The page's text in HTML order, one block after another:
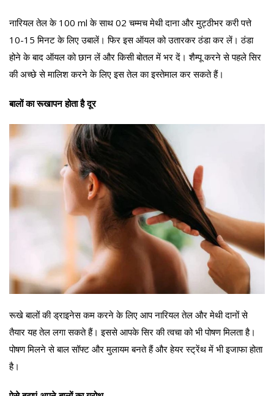
नारियल तेल के 100 ml के साथ 02 चम्मच मेथी दाना और मुट्ठीभर करी पत्ते
10-15 मिनट के लिए उबालें। फिर इस ऑयल को उतारकर ठंडा कर लें। ठंडा
होने के बाद ऑयल को छान लें और किसी बोतल में भर दें। शैम्पू करने से पहले सिर
की अच्छे से मालिश करने के लिए इस तेल का इस्तेमाल कर सकते हैं।
बालों का रूखापन होता है दूर
रूखे बालों की ड्राइनेस कम करने के लिए आप नारियल तेल और मेथी दानों से
तैयार यह तेल लगा सकते हैं। इससे आपके सिर की त्वचा को भी पोषण मिलता है।
पोषण मिलने से बाल सॉफ्ट और मुलायम बनते हैं और हेयर स्ट्रेंथ में भी इजाफा होता
है।